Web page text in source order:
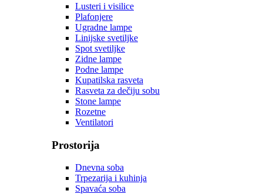
Lusteri i visilice
Plafonjere
Ugradne lampe
Linijske svetiljke
Spot svetiljke
Zidne lampe
Podne lampe
Kupatilska rasveta
Rasveta za dečiju sobu
Stone lampe
Rozetne
Ventilatori
Prostorija
Dnevna soba
Trpezarija i kuhinja
Spavaća soba